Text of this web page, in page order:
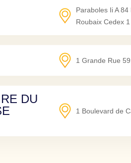
Paraboles Ii A
Roubaix Cedex 1
1 Grande Rue
DU
1 Boulevard de